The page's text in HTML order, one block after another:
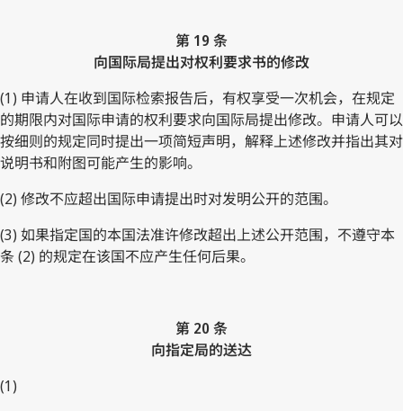
第 19 条
向国际局提出对权利要求书的修改
(1) 申请人在收到国际检索报告后，有权享受一次机会，在规定
的期限内对国际申请的权利要求向国际局提出修改。申请人可以
按细则的规定同时提出一项简短声明，解释上述修改并指出其对
说明书和附图可能产生的影响。
(2) 修改不应超出国际申请提出时对发明公开的范围。
(3) 如果指定国的本国法准许修改超出上述公开范围，不遵守本
条 (2) 的规定在该国不应产生任何后果。
第 20 条
向指定局的送达
(1)